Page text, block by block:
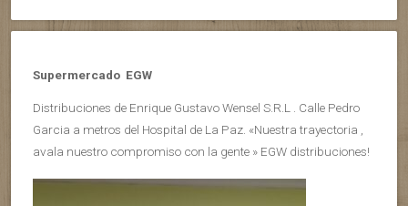
Supermercado EGW
Distribuciones de Enrique Gustavo Wensel S.R.L . Calle Pedro
Garcia a metros del Hospital de La Paz. «Nuestra trayectoria ,
avala nuestro compromiso con la gente » EGW distribuciones!